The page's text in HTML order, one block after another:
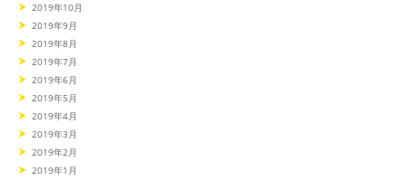
2019年10月
2019年9月
2019年8月
2019年7月
2019年6月
2019年5月
2019年4月
2019年3月
2019年2月
2019年1月